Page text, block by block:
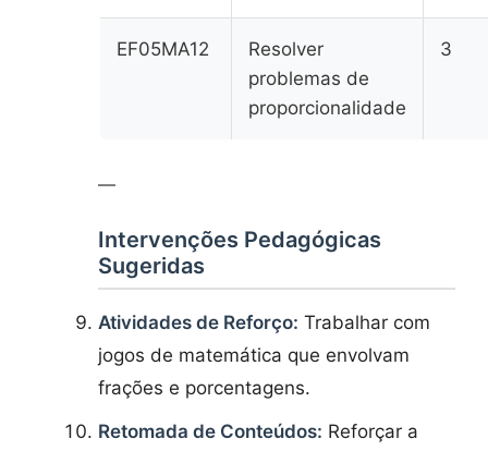
EF05MA12
Resolver
problemas de
proporcionalidade
3
—
Intervenções Pedagógicas
Sugeridas
Atividades de Reforço: Trabalhar com
jogos de matemática que envolvam
frações e porcentagens.
Retomada de Conteúdos: Reforçar a